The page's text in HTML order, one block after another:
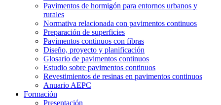
Pavimentos de hormigón para entornos urbanos y
rurales
Normativa relacionada con pavimentos continuos
Preparación de superficies
Pavimentos continuos con fibras
Diseño, proyecto y planificación
Glosario de pavimentos continuos
Estudio sobre pavimentos continuos
Revestimientos de resinas en pavimentos continuos
Anuario AEPC
Formación
Presentación